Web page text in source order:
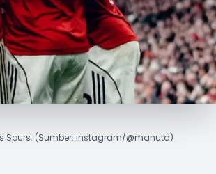
Spurs. (Sumber: instagram/@manutd)